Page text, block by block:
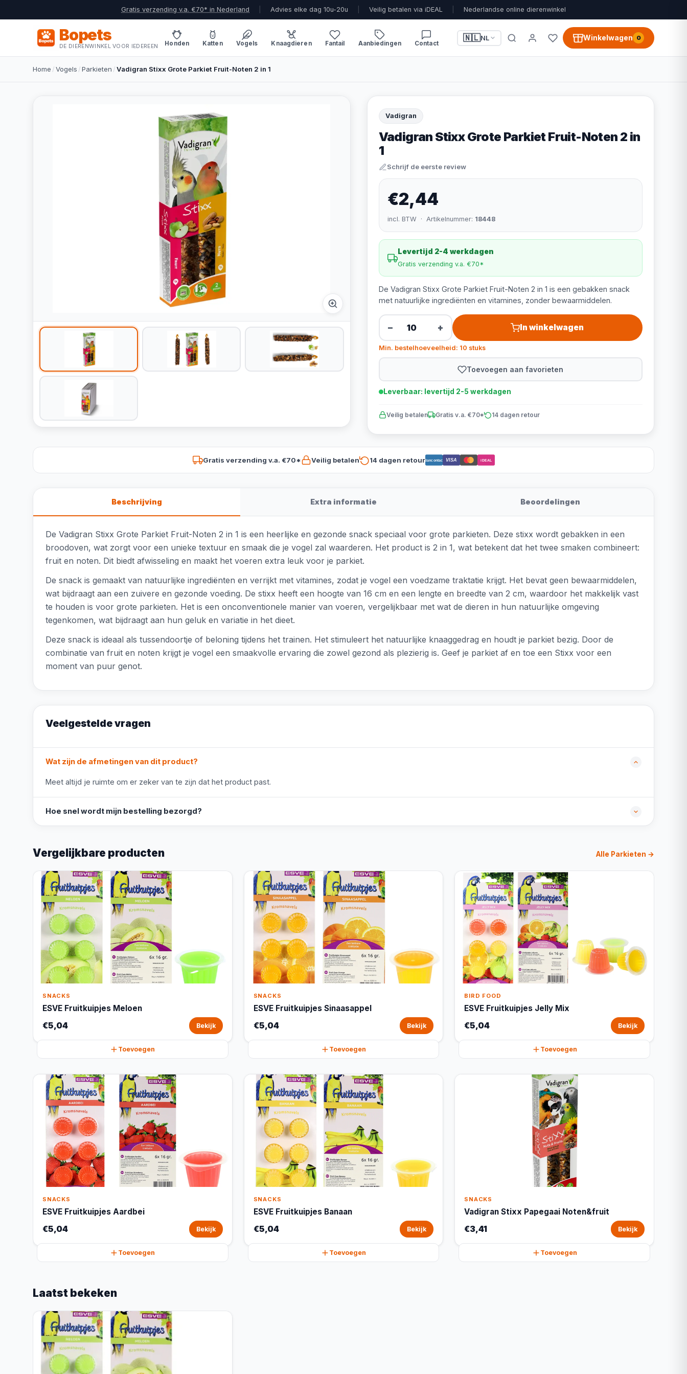
Gratis verzending v.a. €70* in Nederland Advies elke dag 10u-20u Veilig betalen via iDEAL Nederlandse online dierenwinkel
Bopets
DE DIERENWINKEL VOOR IEDEREEN Honden Katten Vogels Knaagdieren Fantail Aanbiedingen Contact
🇳🇱NL Winkelwagen 0
Home /Vogels /Parkieten /Vadigran Stixx Grote Parkiet Fruit-Noten 2 in 1
Vadigran
Vadigran Stixx Grote Parkiet Fruit-Noten 2 in
1
Schrijf de eerste review
€2,44
incl. BTW · Artikelnummer: 18448
Levertijd 2-4 werkdagen
Gratis verzending v.a. €70*
De Vadigran Stixx Grote Parkiet Fruit-Noten 2 in 1 is een gebakken snack
met natuurlijke ingrediënten en vitamines, zonder bewaarmiddelen.
− + In winkelwagen
Min. bestelhoeveelheid: 10 stuks
Toevoegen aan favorieten
Leverbaar: levertijd 2-5 werkdagen
Veilig betalen Gratis v.a. €70* 14 dagen retour
Gratis verzending v.a. €70* Veilig betalen 14 dagen retourBancontact VISA iDEAL
Beschrijving Extra informatie Beoordelingen
De Vadigran Stixx Grote Parkiet Fruit-Noten 2 in 1 is een heerlijke en gezonde snack speciaal voor grote parkieten. Deze stixx wordt gebakken in een
broodoven, wat zorgt voor een unieke textuur en smaak die je vogel zal waarderen. Het product is 2 in 1, wat betekent dat het twee smaken combineert:
fruit en noten. Dit biedt afwisseling en maakt het voeren extra leuk voor je parkiet.
De snack is gemaakt van natuurlijke ingrediënten en verrijkt met vitamines, zodat je vogel een voedzame traktatie krijgt. Het bevat geen bewaarmiddelen,
wat bijdraagt aan een zuivere en gezonde voeding. De stixx heeft een hoogte van 16 cm en een lengte en breedte van 2 cm, waardoor het makkelijk vast
te houden is voor grote parkieten. Het is een onconventionele manier van voeren, vergelijkbaar met wat de dieren in hun natuurlijke omgeving
tegenkomen, wat bijdraagt aan hun geluk en variatie in het dieet.
Deze snack is ideaal als tussendoortje of beloning tijdens het trainen. Het stimuleert het natuurlijke knaaggedrag en houdt je parkiet bezig. Door de
combinatie van fruit en noten krijgt je vogel een smaakvolle ervaring die zowel gezond als plezierig is. Geef je parkiet af en toe een Stixx voor een
moment van puur genot.
Veelgestelde vragen
Wat zijn de afmetingen van dit product?
Meet altijd je ruimte om er zeker van te zijn dat het product past.
Hoe snel wordt mijn bestelling bezorgd?
Vergelijkbare producten Alle Parkieten →
SNACKS
ESVE Fruitkuipjes Meloen
€5,04 Bekijk
Toevoegen
SNACKS
ESVE Fruitkuipjes Sinaasappel
€5,04 Bekijk
Toevoegen
BIRD FOOD
ESVE Fruitkuipjes Jelly Mix
€5,04 Bekijk
Toevoegen
SNACKS
ESVE Fruitkuipjes Aardbei
€5,04 Bekijk
Toevoegen
SNACKS
ESVE Fruitkuipjes Banaan
€5,04 Bekijk
Toevoegen
SNACKS
Vadigran Stixx Papegaai Noten&fruit
€3,41 Bekijk
Toevoegen
Laatst bekeken